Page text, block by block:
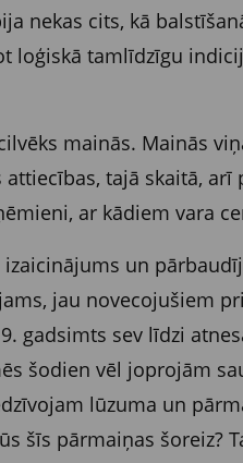
nekas cits, kā
loģiskā tamlīdzīgu
mainās. Mainās
tajā skaitā, arī
ar kādiem vara
un
jau novecojušiem
gadsimts sev līdzi
šodien vēl joprojām
lūzuma un
šīs pārmaiņas šoreiz?